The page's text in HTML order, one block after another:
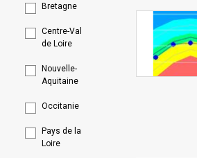
Bretagne
Centre-Val
de Loire
Nouvelle-
Aquitaine
Occitanie
Pays de la
Loire